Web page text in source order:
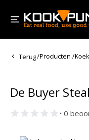
Terug/Producten /
De Buyer
• 0